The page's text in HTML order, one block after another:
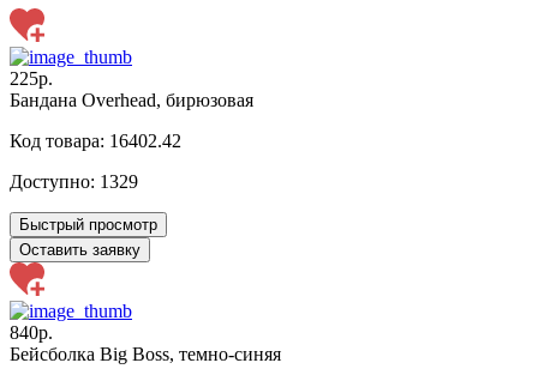
225р.
Бандана Overhead, бирюзовая
Код товара: 16402.42
Доступно: 1329
Быстрый просмотр
Оставить заявку
840р.
Бейсболка Big Boss, темно-синяя